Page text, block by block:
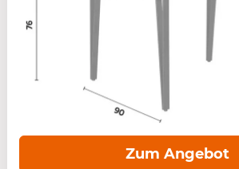
Zum Angebot